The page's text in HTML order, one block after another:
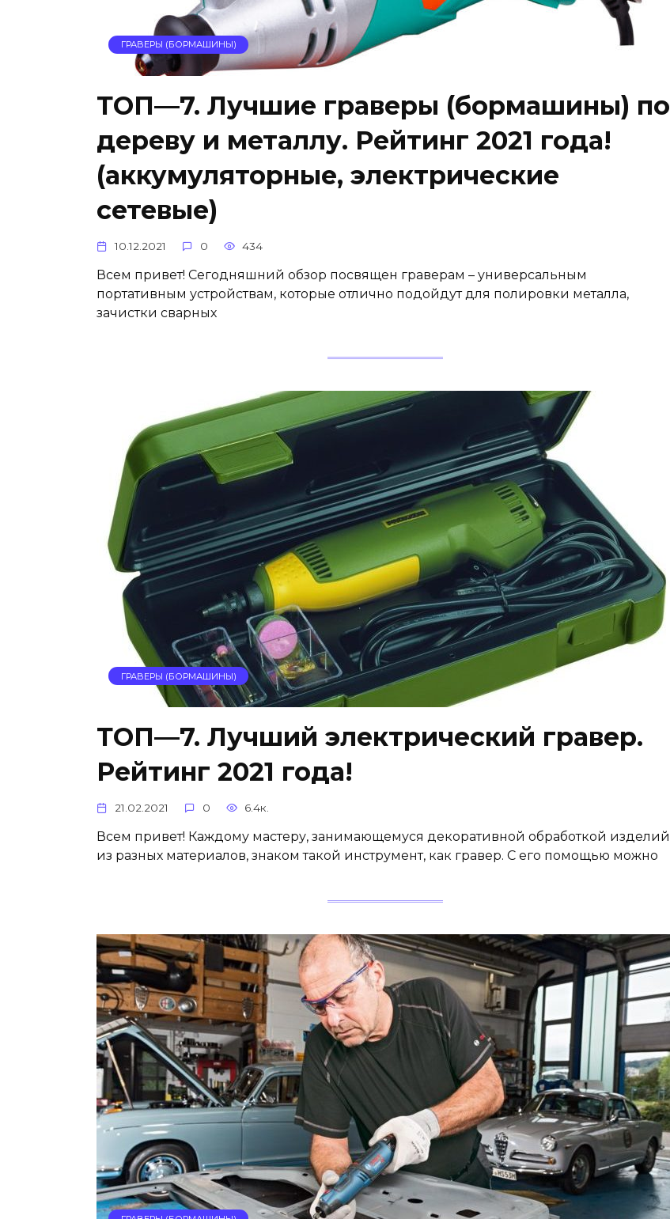
ГРАВЕРЫ (БОРМАШИНЫ)
ТОП—7. Лучшие граверы (бормашины) по
дереву и металлу. Рейтинг 2021 года!
(аккумуляторные, электрические
сетевые)
10.12.2021 0 434
Всем привет! Сегодняшний обзор посвящен граверам – универсальным
портативным устройствам, которые отлично подойдут для полировки металла,
зачистки сварных
ГРАВЕРЫ (БОРМАШИНЫ)
ТОП—7. Лучший электрический гравер.
Рейтинг 2021 года!
21.02.2021 0 6.4к.
Всем привет! Каждому мастеру, занимающемуся декоративной обработкой изделий
из разных материалов, знаком такой инструмент, как гравер. С его помощью можно